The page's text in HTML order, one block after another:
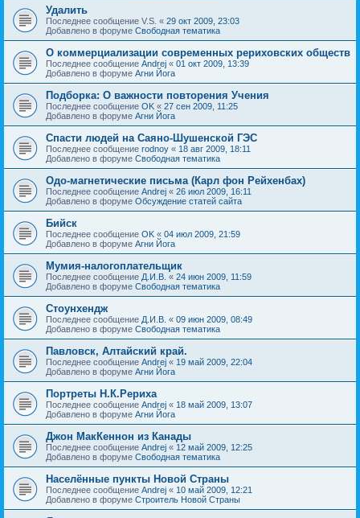
Удалить
Последнее сообщение V.S. « 29 окт 2009, 23:03
Добавлено в форуме Свободная тематика
О коммерциализации современных рериховских обществ
Последнее сообщение Andrej « 01 окт 2009, 13:39
Добавлено в форуме Агни Йога
Подборка: О важности повторения Учения
Последнее сообщение OK « 27 сен 2009, 11:25
Добавлено в форуме Агни Йога
Спасти людей на Саяно-Шушенской ГЭС
Последнее сообщение rodnoy « 18 авг 2009, 18:11
Добавлено в форуме Свободная тематика
Одо-магнетические письма (Карл фон Рейхенбах)
Последнее сообщение Andrej « 26 июл 2009, 16:11
Добавлено в форуме Обсуждение статей сайта
Бийск
Последнее сообщение OK « 04 июл 2009, 21:59
Добавлено в форуме Агни Йога
Мумия-налогоплательщик
Последнее сообщение Д.И.В. « 24 июн 2009, 11:59
Добавлено в форуме Свободная тематика
Стоунхендж
Последнее сообщение Д.И.В. « 09 июн 2009, 08:49
Добавлено в форуме Свободная тематика
Павловск, Алтайский край.
Последнее сообщение Andrej « 19 май 2009, 22:04
Добавлено в форуме Агни Йога
Портреты Н.К.Рериха
Последнее сообщение Andrej « 18 май 2009, 13:07
Добавлено в форуме Агни Йога
Джон МакКеннон из Канады
Последнее сообщение Andrej « 12 май 2009, 12:25
Добавлено в форуме Свободная тематика
Населённые пункты Новой Страны
Последнее сообщение Andrej « 10 май 2009, 12:21
Добавлено в форуме Строитель Новой Страны